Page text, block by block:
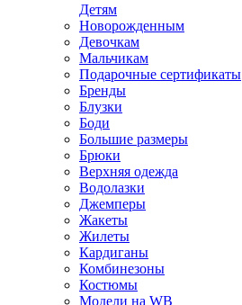
Детям
Новорожденным
Девочкам
Мальчикам
Подарочные сертификаты
Бренды
Блузки
Боди
Большие размеры
Брюки
Верхняя одежда
Водолазки
Джемперы
Жакеты
Жилеты
Кардиганы
Комбинезоны
Костюмы
Модели на WB